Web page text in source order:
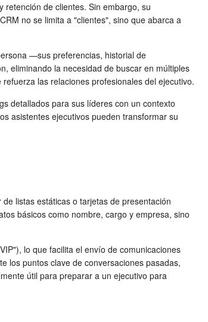
retención de clientes. Sin embargo, su
no se limita a "clientes", sino que abarca a
—sus preferencias, historial de
eliminando la necesidad de buscar en múltiples
las relaciones profesionales del ejecutivo.
detallados para sus líderes con un contexto
asistentes ejecutivos pueden transformar su
listas estáticas o tarjetas de presentación
básicos como nombre, cargo y empresa, sino
lo que facilita el envío de comunicaciones
los puntos clave de conversaciones pasadas,
útil para preparar a un ejecutivo para